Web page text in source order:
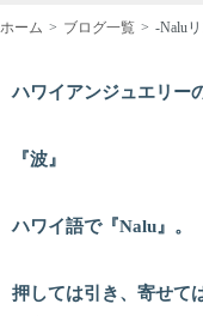
ホーム ブログ一覧 -Nalu
ハワイアンジュエリー
『波』
ハワイ語で『Nalu』。
押しては引き、寄せて